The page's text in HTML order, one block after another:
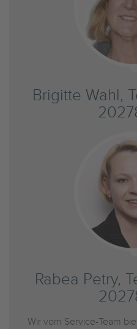
Brigitte Wahl,
Rabea Petry,
Wir vom Service-Team